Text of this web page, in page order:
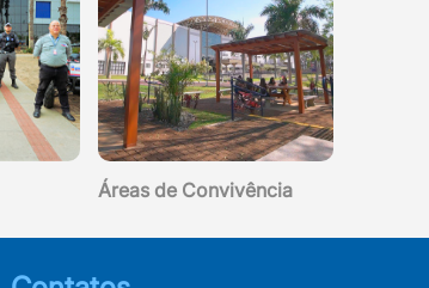
Áreas de Convivência